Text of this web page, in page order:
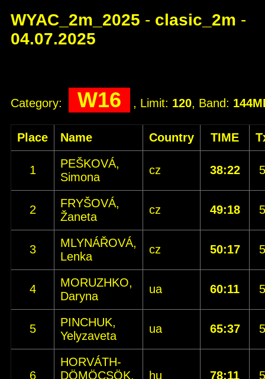
WYAC_2m_2025 - clasic_2m -
04.07.2025
Category: W16 , Limit: 120, Band:
Place Name Country TIME
1
PEŠKOVÁ,
Simona
cz 38:22 5
2
FRYŠOVÁ,
Žaneta
cz 49:18 5
3
MLYNÁŘOVÁ,
Lenka
cz 50:17 5
4
MORUZHKO,
Daryna
ua 60:11 5
5
PINCHUK,
Yelyzaveta
ua 65:37 5
6
HORVÁTH-
DÖMÖCSÖK,
hu 78:11 5